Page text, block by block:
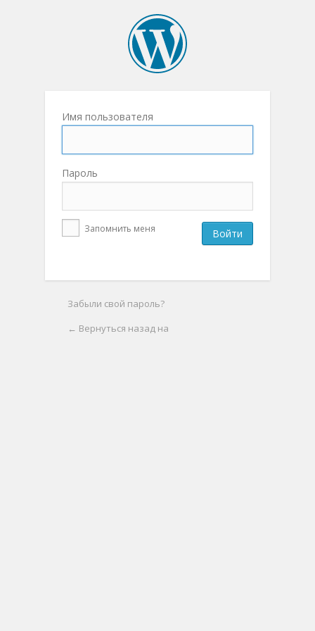
Имя пользователя
Пароль
Запомнить меня
Забыли свой пароль?
← Вернуться назад на